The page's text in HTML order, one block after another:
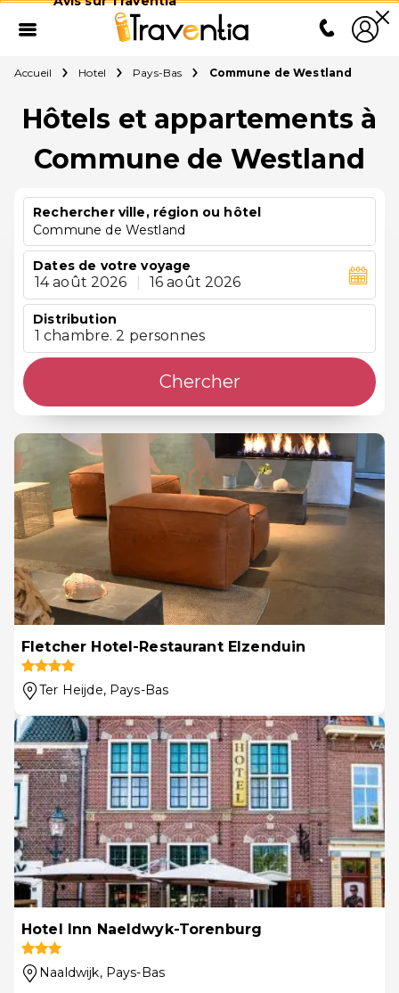
Accueil Hotel Pays-Bas Commune de Westland
Hôtels et appartements à
Commune de Westland
Rechercher ville, région ou hôtel
Commune de Westland
Dates de votre voyage
14 août 2026 16 août 2026
Distribution
1 chambre. 2 personnes
Chercher
Fletcher Hotel-Restaurant Elzenduin
Ter Heijde, Pays-Bas
Hotel Inn Naeldwyk-Torenburg
Naaldwijk, Pays-Bas